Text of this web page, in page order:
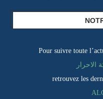
Pour suivre toute
retrouvez les